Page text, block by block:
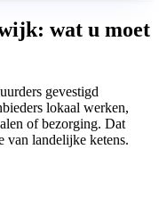
wat u moet
gevestigd
lokaal werken,
of bezorging. Dat
van landelijke ketens.